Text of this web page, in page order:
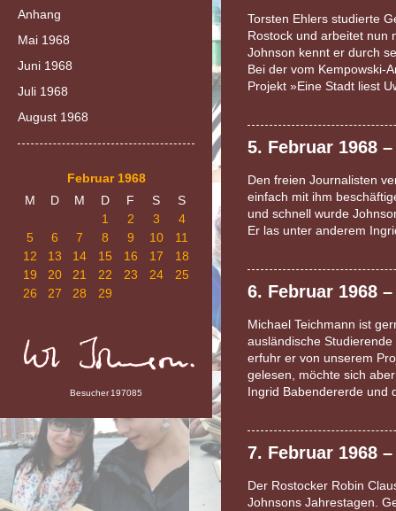
Torsten Ehlers studierte
Rostock und arbeitet nun
Johnson kennt er durch
Bei der vom Kempowski-
Projekt »Eine Stadt liest
5. Februar 1968
Den freien Journalisten
einfach mit ihm
und schnell wurde
Er las unter anderem
6. Februar 1968
Michael Teichmann ist
ausländische
erfuhr er von unserem
gelesen, möchte sich
Ingrid Babendererde und
7. Februar 1968
Der Rostocker Robin
Johnsons Jahrestagen.
Anhang
Mai 1968
Juni 1968
Juli 1968
August 1968
Februar 1968
M
D M D F S
S
1
2 3
4
5
6 7 8 9 10
11
12
13 14 15 16 17
18
19
20 21 22 23 24
25
26
27 28 29
Besucher 197085